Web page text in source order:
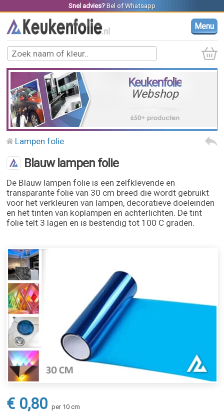
Snel advies? Belof Whatsapp
Menu
Keukenfolie
Webshop
Lampen folie
Blauw lampen folie
De Blauw lampen folie is een zelfklevende en
transparante folie van 30 cm breed die wordt gebruikt
voor het verkleuren van lampen, decoratieve doeleinden
en het tinten van koplampen en achterlichten. De tint
folie telt 3 lagen en is bestendig tot 100 C graden.
€ 0,80 per 10 cm